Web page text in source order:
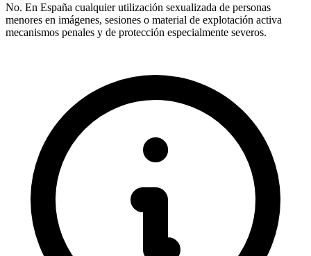
No. En España cualquier utilización sexualizada de personas
menores en imágenes, sesiones o material de explotación activa
mecanismos penales y de protección especialmente severos.